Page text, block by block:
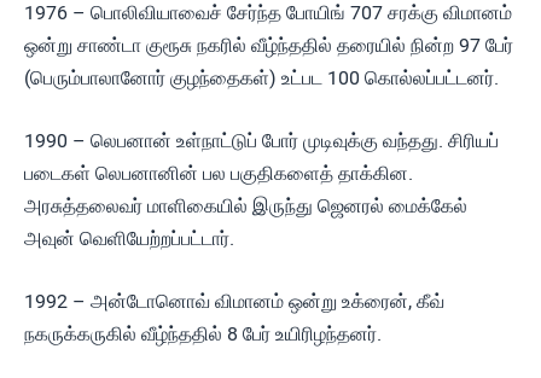
1976 – பொலிவியாவைச் சேர்ந்த போயிங் 707 சரக்கு விமானம்
ஒன்று சாண்டா குரூசு நகரில் வீழ்ந்ததில் தரையில் நின்ற 97 பேர்
(பெரும்பாலானோர் குழந்தைகள்) உட்பட 100 கொல்லப்பட்டனர்.
1990 – லெபனான் உள்நாட்டுப் போர் முடிவுக்கு வந்தது. சிரியப்
படைகள் லெபனானின் பல பகுதிகளைத் தாக்கின.
அரசுத்தலைவர் மாளிகையில் இருந்து ஜெனரல் மைக்கேல்
அவுன் வெளியேற்றப்பட்டார்.
1992 – அன்டோனொவ் விமானம் ஒன்று உக்ரைன், கீவ்
நகருக்கருகில் வீழ்ந்ததில் 8 பேர் உயிரிழந்தனர்.